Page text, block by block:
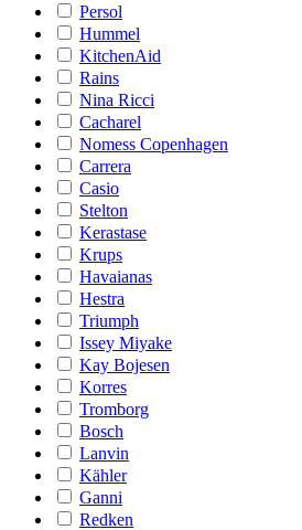
Persol
Hummel
KitchenAid
Rains
Nina Ricci
Cacharel
Nomess Copenhagen
Carrera
Casio
Stelton
Kerastase
Krups
Havaianas
Hestra
Triumph
Issey Miyake
Kay Bojesen
Korres
Tromborg
Bosch
Lanvin
Kähler
Ganni
Redken